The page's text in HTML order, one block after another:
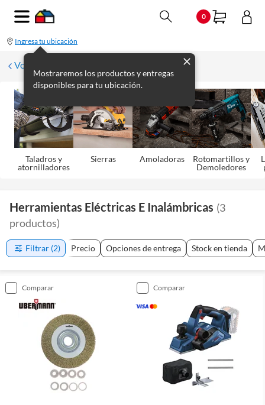
0
Ingresa tu ubicación
Mostraremos los productos y entregas
disponibles para tu ubicación.
Volver
Taladros y
atornilladores
Sierras Amoladoras
Rotomartillos y
Demoledores
Herramientas Eléctricas E Inalámbricas (3
productos)
Filtrar (2) Precio Opciones de entrega Stock en tienda
comparar comparar